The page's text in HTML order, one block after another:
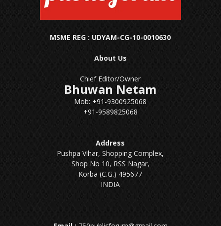
MSME REG : UDYAM-CG-10-0010630
About Us
Chief Editor/Owner
Bhuwan Netam
Mob: +91-9300925068
+91-9589825068
Address
Pushpa Vihar, Shopping Complex,
Shop No 10, RSS Nagar,
Korba (C.G.) 495677
INDIA